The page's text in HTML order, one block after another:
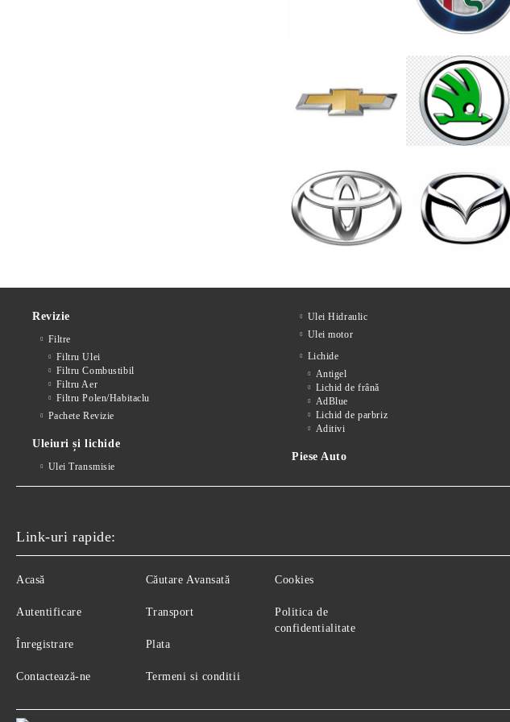
Revizie
Filtre
Filtru Ulei
Filtru Combustibil
Filtru Aer
Filtru Polen/Habitaclu
Pachete Revizie
Uleiuri și lichide
Ulei Transmisie
Ulei Hidraulic
Ulei motor
Lichide
Antigel
Lichid de frânǎ
AdBlue
Lichid de parbriz
Aditivi
Piese Auto
Link-uri rapide:
Acasă
Autentificare
Înregistrare
Contactează-ne
Căutare Avansată
Transport
Plata
Termeni si conditii
Cookies
Politica de
confidentialitate